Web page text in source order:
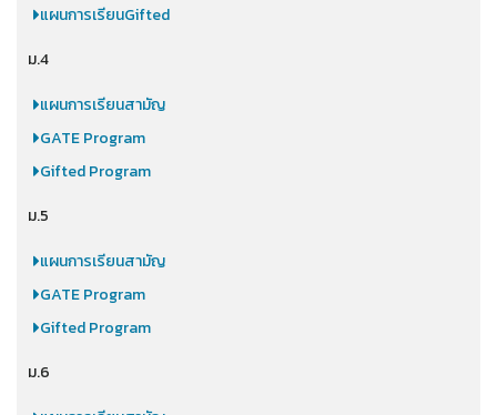
แผนการเรียนGifted
ม.4
แผนการเรียนสามัญ
GATE Program
Gifted Program
ม.5
แผนการเรียนสามัญ
GATE Program
Gifted Program
ม.6